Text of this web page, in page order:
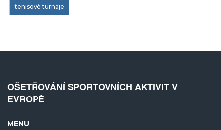
tenisové turnaje
OŠETŘOVÁNÍ SPORTOVNÍCH AKTIVIT V
EVROPĚ
MENU